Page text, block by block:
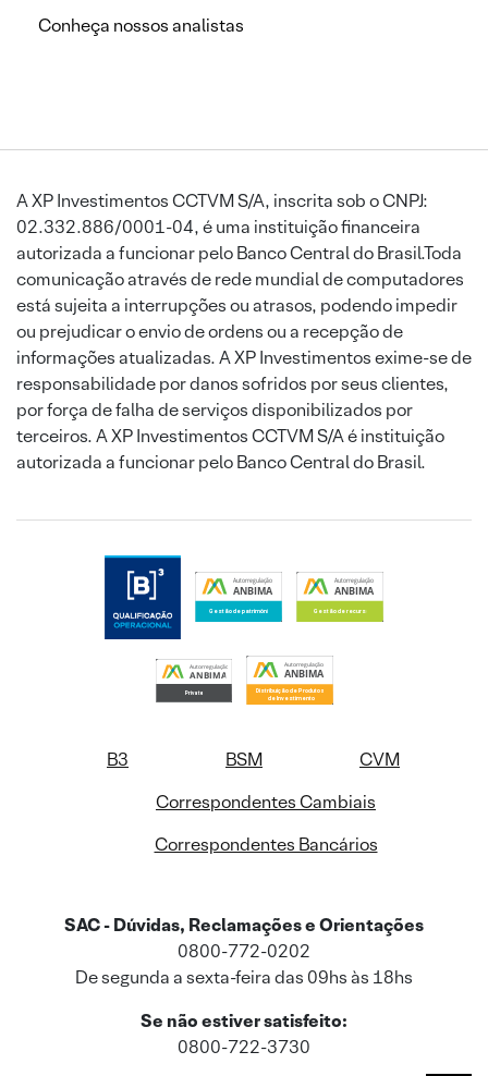
Conheça nossos analistas
A XP Investimentos CCTVM S/A, inscrita sob o CNPJ:
02.332.886/0001-04, é uma instituição financeira
autorizada a funcionar pelo Banco Central do Brasil.Toda
comunicação através de rede mundial de computadores
está sujeita a interrupções ou atrasos, podendo impedir
ou prejudicar o envio de ordens ou a recepção de
informações atualizadas. A XP Investimentos exime-se de
responsabilidade por danos sofridos por seus clientes,
por força de falha de serviços disponibilizados por
terceiros. A XP Investimentos CCTVM S/A é instituição
autorizada a funcionar pelo Banco Central do Brasil.
B3 BSM
CVM
Correspondentes Cambiais
Correspondentes Bancários
SAC - Dúvidas, Reclamações e Orientações
0800-772-0202
De segunda a sexta-feira das 09hs às 18hs
Se não estiver satisfeito:
0800-722-3730